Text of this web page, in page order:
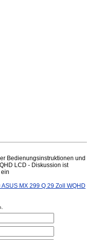
Bedienungsinstruktionen und
LCD - Diskussion ist
MX 299 Q 29 Zoll WQHD